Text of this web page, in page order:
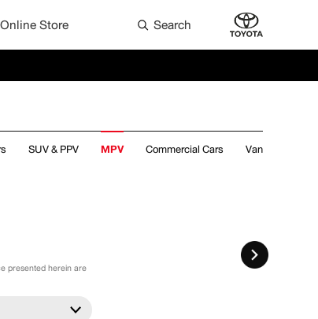
Store Search
SUV & PPV MPV Commercial Cars Van
presented herein are